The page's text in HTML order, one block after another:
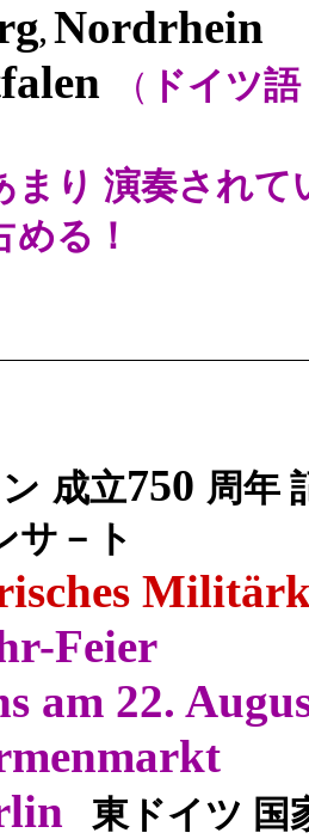
, Nordrhein
（ ドイツ
まり 演奏され
める！
成立750 周年
サ－ト
Feier
am 22.
東ドイツ 国